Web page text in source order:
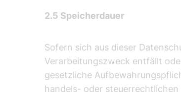
2.5 Speicherdauer
Sofern sich aus dieser
Verarbeitungszweck entfällt
gesetzliche
handels- oder